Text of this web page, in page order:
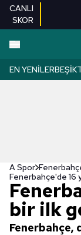
CANLI
SKOR
EN YENILER
A Spor
Fenerbahçe'de 16
bir ilk
Fenerbahçe,